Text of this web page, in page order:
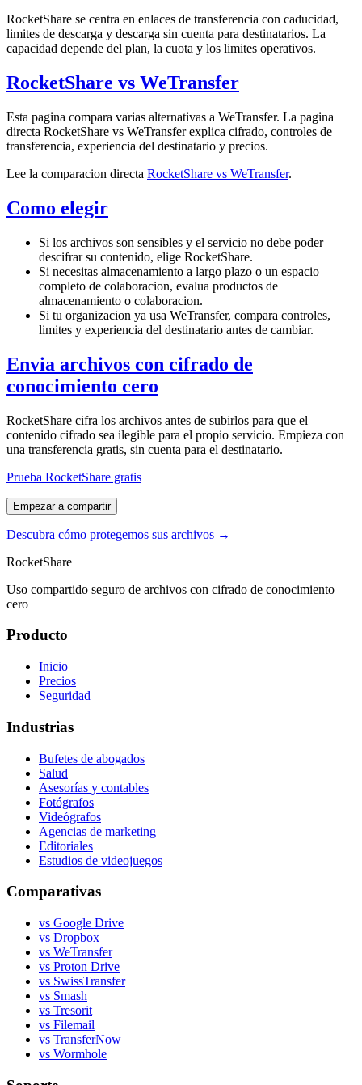
RocketShare se centra en enlaces de transferencia con caducidad,
limites de descarga y descarga sin cuenta para destinatarios. La
capacidad depende del plan, la cuota y los limites operativos.
RocketShare vs WeTransfer
Esta pagina compara varias alternativas a WeTransfer. La pagina
directa RocketShare vs WeTransfer explica cifrado, controles de
transferencia, experiencia del destinatario y precios.
Lee la comparacion directa RocketShare vs WeTransfer.
Como elegir
Si los archivos son sensibles y el servicio no debe poder
descifrar su contenido, elige RocketShare.
Si necesitas almacenamiento a largo plazo o un espacio
completo de colaboracion, evalua productos de
almacenamiento o colaboracion.
Si tu organizacion ya usa WeTransfer, compara controles,
limites y experiencia del destinatario antes de cambiar.
Envia archivos con cifrado de
conocimiento cero
RocketShare cifra los archivos antes de subirlos para que el
contenido cifrado sea ilegible para el propio servicio. Empieza con
una transferencia gratis, sin cuenta para el destinatario.
Prueba RocketShare gratis
Empezar a compartir
Descubra cómo protegemos sus archivos →
RocketShare
Uso compartido seguro de archivos con cifrado de conocimiento
cero
Producto
Inicio
Precios
Seguridad
Industrias
Bufetes de abogados
Salud
Asesorías y contables
Fotógrafos
Videógrafos
Agencias de marketing
Editoriales
Estudios de videojuegos
Comparativas
vs Google Drive
vs Dropbox
vs WeTransfer
vs Proton Drive
vs SwissTransfer
vs Smash
vs Tresorit
vs Filemail
vs TransferNow
vs Wormhole